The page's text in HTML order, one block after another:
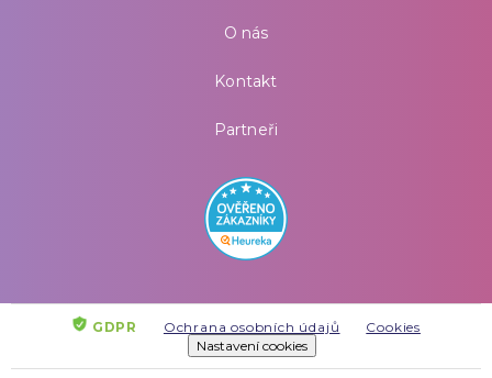
O nás
Kontakt
Partneři
GDPR Ochrana osobních údajů
Cookies
Nastavení cookies